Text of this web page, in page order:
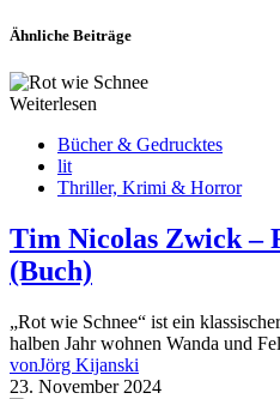
Ähnliche Beiträge
Weiterlesen
Bücher & Gedrucktes
lit
Thriller, Krimi & Horror
Tim Nicolas Zwick –
(Buch)
„Rot wie Schnee“ ist ein
halben Jahr wohnen Wanda und
vonJörg Kijanski
23. November 2024